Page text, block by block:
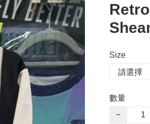
Size
數量
−